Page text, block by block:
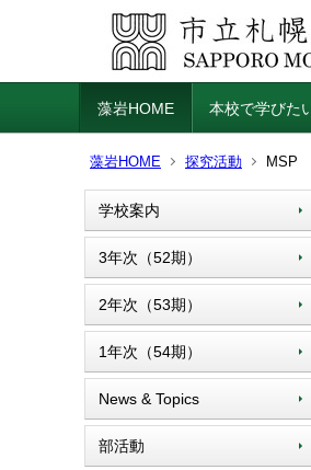
藻岩HOME 本校で学びた
藻岩HOME 探究活動 MSP
学校案内
3年次（52期）
2年次（53期）
1年次（54期）
News & Topics
部活動